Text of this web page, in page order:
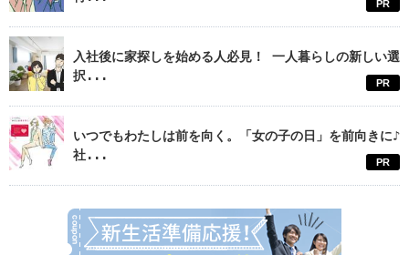
PR
入社後に家探しを始める人必見！ 一人暮らしの新しい選
択...
PR
いつでもわたしは前を向く。「女の子の日」を前向きに♪
社...
PR